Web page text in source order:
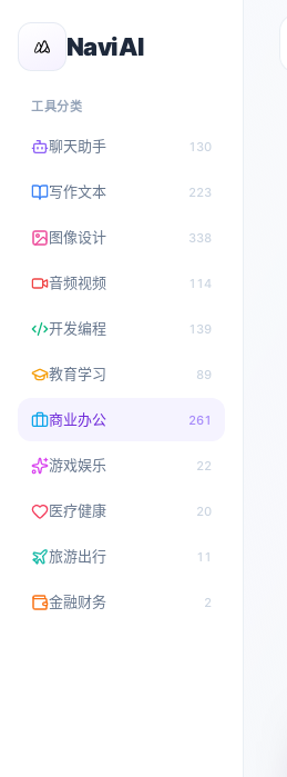
NaviAI
工具分类
聊天助手 130
写作文本 223
图像设计 338
音频视频 114
开发编程 139
教育学习 89
商业办公 261
游戏娱乐 22
医疗健康 20
旅游出行 11
金融财务 2